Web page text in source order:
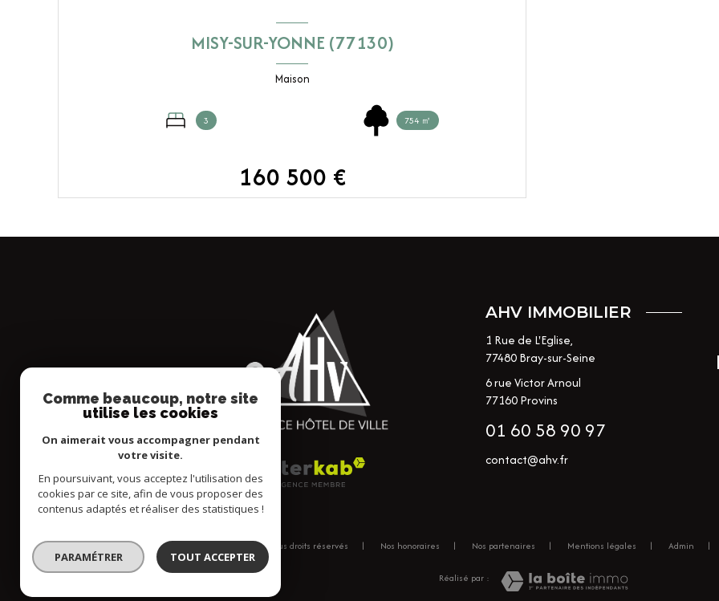
MISY-SUR-YONNE (77130)
Maison
3 754 ㎡
160 500 €
AHV IMMOBILIER
1 Rue de L'Eglise,
77480Bray-sur-Seine
6 rue Victor Arnoul
77160 Provins
01 60 58 90 97
contact@ahv.fr
© 2026 | Tous droits réservés Nos honoraires Nos partenaires Mentions légales Admin
Réalisé par :
Comme beaucoup, notre site
utilise les cookies
On aimerait vous accompagner pendant
votre visite.
En poursuivant, vous acceptez l'utilisation des
cookies par ce site, afin de vous proposer des
contenus adaptés et réaliser des statistiques !
PARAMÉTRER TOUT ACCEPTER